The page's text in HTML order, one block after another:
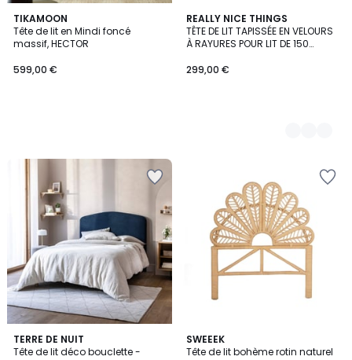
TIKAMOON
Tête de lit en Mindi foncé
massif, HECTOR
599,00 €
REALLY NICE THINGS
TÊTE DE LIT TAPISSÉE EN VELOURS
À RAYURES POUR LIT DE 150
299,00 €
12
Couleurs
TERRE DE NUIT
Tête de lit déco bouclette -
4
/
4
Couleurs
SWEEEK
Tête de lit bohème rotin naturel
4,3
/ 5